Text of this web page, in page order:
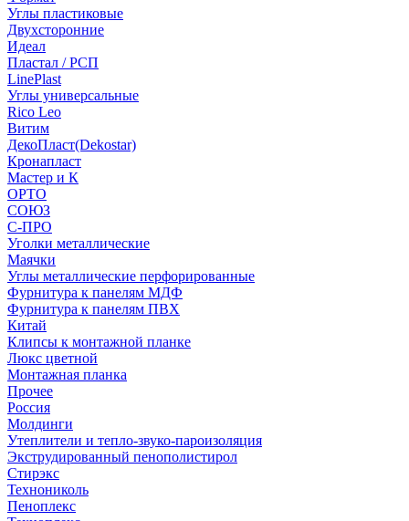
Углы пластиковые
Двухсторонние
Идеал
Пластал / РСП
LinePlast
Углы универсальные
Rico Leo
Витим
ДекоПласт(Dekostar)
Кронапласт
Мастер и К
ОРТО
СОЮЗ
С-ПРО
Уголки металлические
Маячки
Углы металлические перфорированные
Фурнитура к панелям МДФ
Фурнитура к панелям ПВХ
Китай
Клипсы к монтажной планке
Люкс цветной
Монтажная планка
Прочее
Россия
Молдинги
Утеплители и тепло-звуко-пароизоляция
Экструдированный пенополистирол
Стирэкс
Технониколь
Пеноплекс